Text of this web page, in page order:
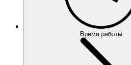
Время работы